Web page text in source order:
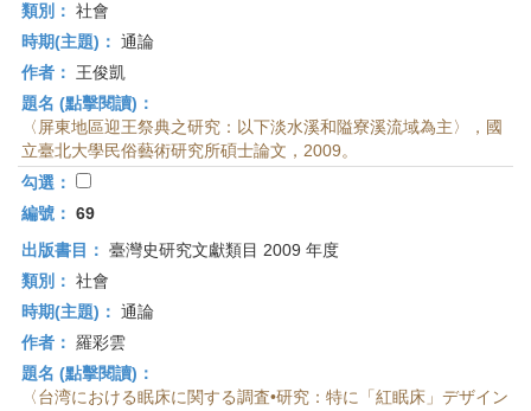
類別： 社會
時期(主題)： 通論
作者：
王俊凱
題名 (點擊閱讀)：
〈屏東地區迎王祭典之研究：以下淡水溪和隘寮溪流域為主〉，國
立臺北大學民俗藝術研究所碩士論文，2009。
勾選：
編號： 69
出版書目： 臺灣史研究文獻類目 2009 年度
類別： 社會
時期(主題)： 通論
作者： 羅彩雲
題名 (點擊閱讀)：
〈台湾における眠床に関する調査•研究：特に「紅眠床」デザイン